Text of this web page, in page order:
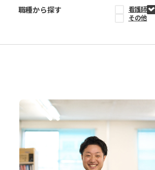
職種から探す
看護師
その他